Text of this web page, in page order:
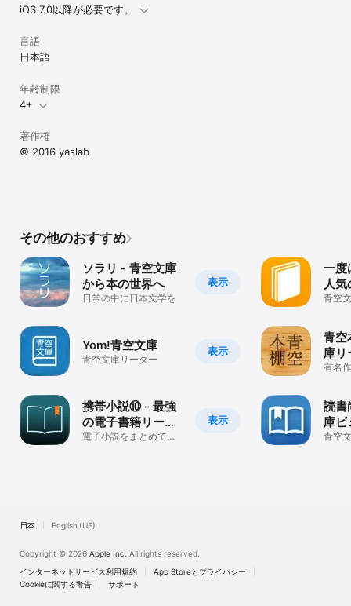
iOS 7.0以降が必要です。
言語
日本語
年齢制限
4+
著作権
© 2016 yaslab
その他のおすすめ
表示
ソラリ - 青空文庫
から本の世界へ
日常の中に日本文学を
表示
Yom!青空文庫
青空文庫リーダー
表示
携帯小説⑩ - 最強
の電子書籍リーダ
ー
電子小説をまとめて読
一度
人
青空
青空
庫リ
有名
読書
庫ビ
青空
日本 English (US)
Copyright © 2026 Apple Inc. All rights reserved.
インターネットサービス利用規約
App Storeとプライバシー
Cookieに関する警告
サポート